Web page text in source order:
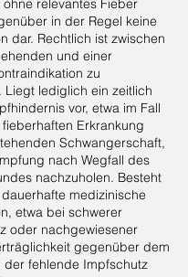
relevantes Fieber
in der Regel keine
dar. Rechtlich ist zwischen
und einer
zu
Liegt lediglich ein zeitlich
vor, etwa im Fall
Erkrankung
Schwangerschaft,
nach Wegfall des
nachzuholen. Besteht
medizinische
etwa bei schwerer
oder nachgewiesener
gegenüber dem
der fehlende Impfschutz